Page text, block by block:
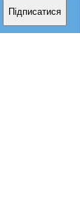
Підписатися